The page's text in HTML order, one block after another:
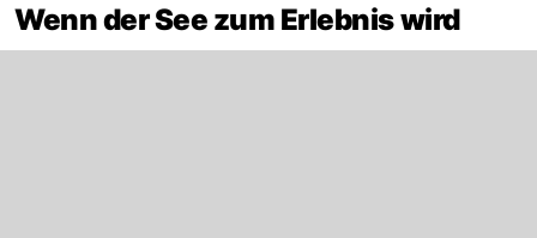
Wenn der See zum Erlebnis wird